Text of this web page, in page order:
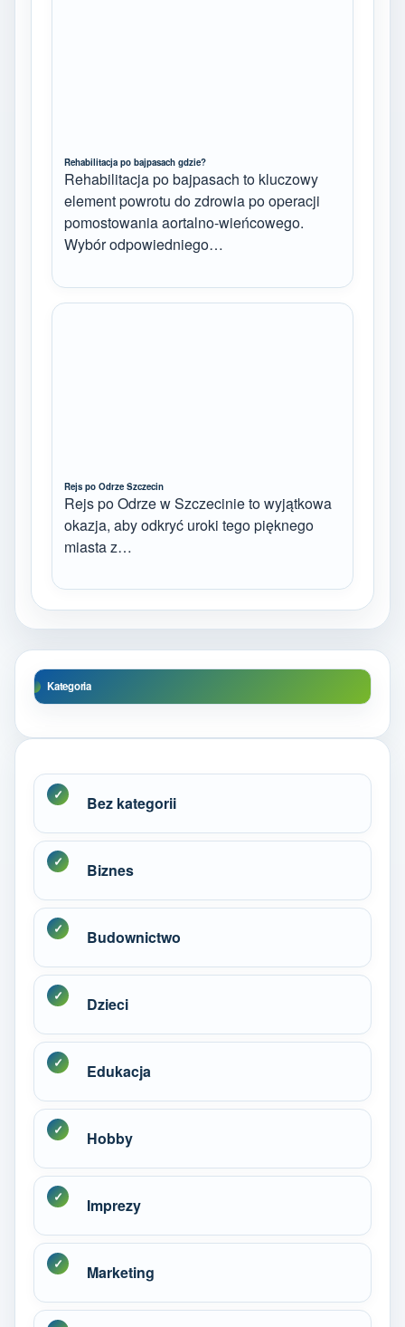
Rehabilitacja po bajpasach gdzie?
Rehabilitacja po bajpasach to kluczowy
element powrotu do zdrowia po operacji
pomostowania aortalno-wieńcowego.
Wybór odpowiedniego…
Rejs po Odrze Szczecin
Rejs po Odrze w Szczecinie to wyjątkowa
okazja, aby odkryć uroki tego pięknego
miasta z…
Kategoria
Bez kategorii
Biznes
Budownictwo
Dzieci
Edukacja
Hobby
Imprezy
Marketing